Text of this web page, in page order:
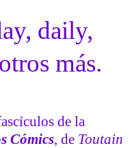
daily,
más.
de la
Cómics, de Toutain